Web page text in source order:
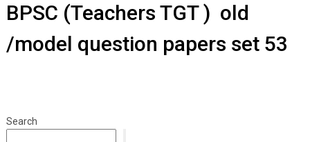
BPSC (Teachers TGT ) old
/model question papers set 53
Search